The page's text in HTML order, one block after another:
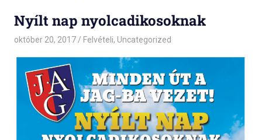
Nyílt nap nyolcadikosoknak
október 20, 2017 admin
Felvételi, Uncategorized